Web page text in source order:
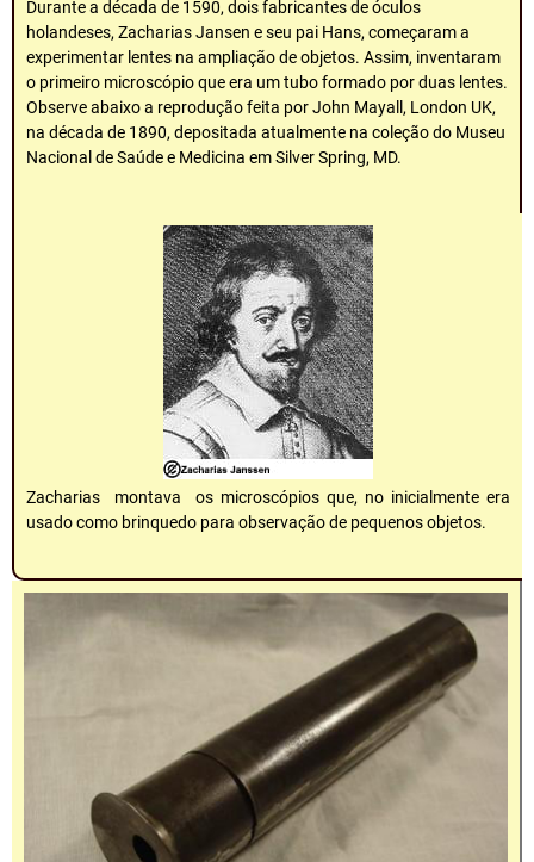
Durante a década de 1590, dois fabricantes de óculos
holandeses, Zacharias Jansen e seu pai Hans, começaram a
experimentar lentes na ampliação de objetos. Assim, inventaram
o primeiro microscópio que era um tubo formado por duas lentes.
Observe abaixo a reprodução feita por John Mayall, London UK,
na década de 1890, depositada atualmente na coleção do Museu
Nacional de Saúde e Medicina em Silver Spring, MD.
Zacharias montava os microscópios que, no inicialmente era
usado como brinquedo para observação de pequenos objetos.